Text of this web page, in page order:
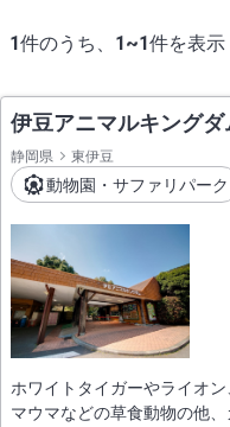
1件のうち、 1~1件を表示
伊豆アニマルキングダ
静岡県 東伊豆
動物園・サファリパーク
ホワイトタイガーやライオ
マウマなどの草食動物の他